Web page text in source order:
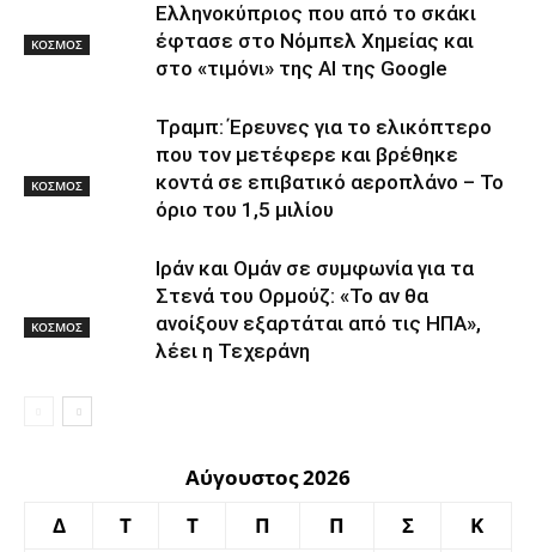
ΚΟΣΜΟΣ
Ελληνοκύπριος που από το σκάκι
έφτασε στο Νόμπελ Χημείας και
στο «τιμόνι» της AI της Google
ΚΟΣΜΟΣ
Τραμπ: Έρευνες για το ελικόπτερο
που τον μετέφερε και βρέθηκε
κοντά σε επιβατικό αεροπλάνο – Το
όριο του 1,5 μιλίου
ΚΟΣΜΟΣ
Ιράν και Ομάν σε συμφωνία για τα
Στενά του Ορμούζ: «Το αν θα
ανοίξουν εξαρτάται από τις ΗΠΑ»,
λέει η Τεχεράνη
Αύγουστος 2026
Δ
Τ Τ Π Π Σ
Κ